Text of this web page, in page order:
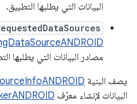
البيانات التي يطلبها التطبيق.
مصادر البيانات التي يطلبها
يصف البنية
البيانات لإنشاء معرّف